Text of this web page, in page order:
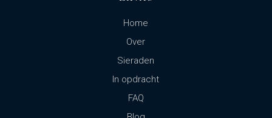
Home
Over
Sieraden
In opdracht
FAQ